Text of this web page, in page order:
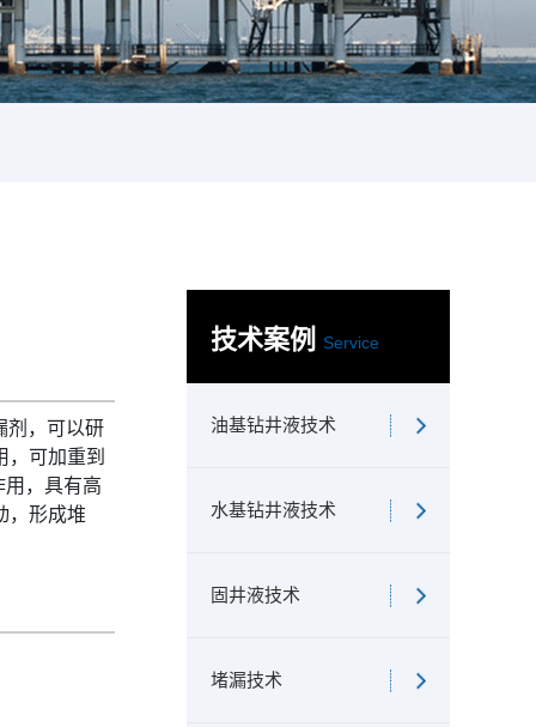
技术案例 Service
油基钻井液技术
水基钻井液技术
固井液技术
堵漏技术
剂，可以研
可加重到
，具有高
，形成堆